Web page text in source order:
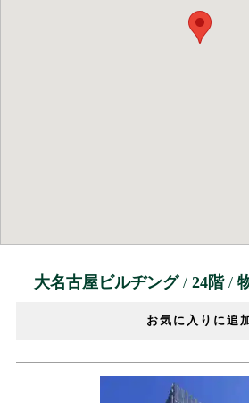
大名古屋ビルヂング / 24階 /
お気に入りに追